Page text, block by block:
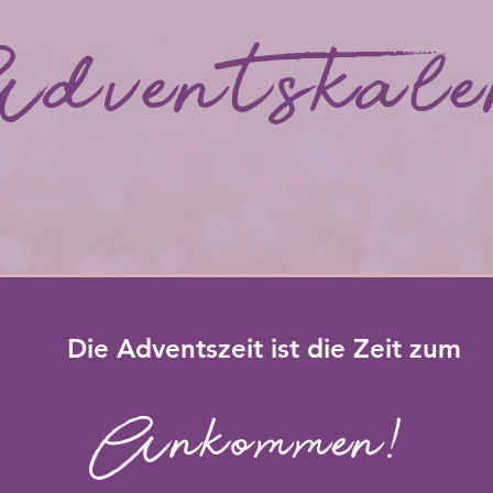
Die Adventszeit ist die Zeit zum
Ankommen!